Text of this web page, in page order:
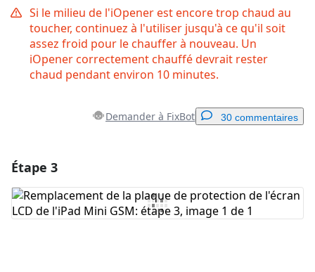
Si le milieu de l'iOpener est encore trop chaud au
toucher, continuez à l'utiliser jusqu'à ce qu'il soit
assez froid pour le chauffer à nouveau. Un
iOpener correctement chauffé devrait rester
chaud pendant environ 10 minutes.
Demander à FixBot 30 commentaires
Ajouter un commentaire
Étape 3